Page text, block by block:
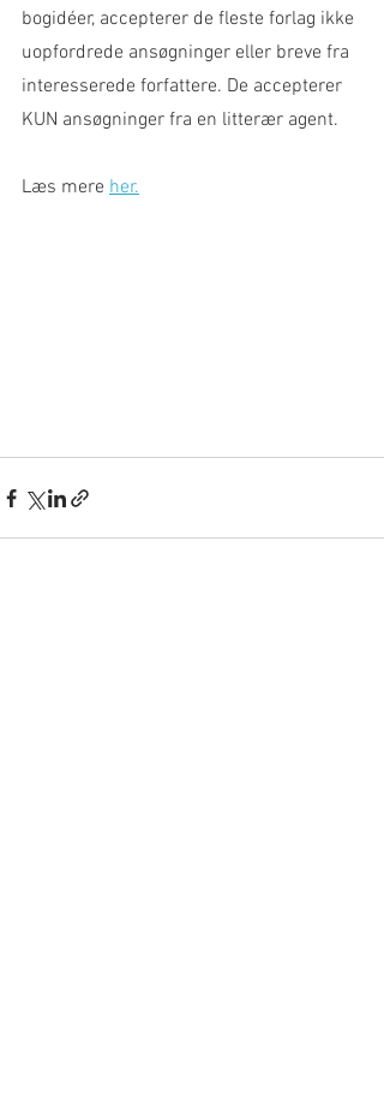
bogidéer, accepterer de fleste forlag ikke
uopfordrede ansøgninger eller breve fra
interesserede forfattere. De accepterer
KUN ansøgninger fra en litterær agent.
Læs mere her.